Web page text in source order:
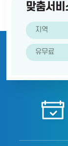
맞춤서비
지역
유무료